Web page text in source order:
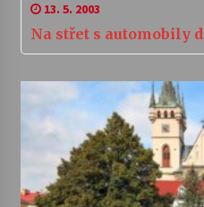
13. 5. 2003
Na střet s automobily